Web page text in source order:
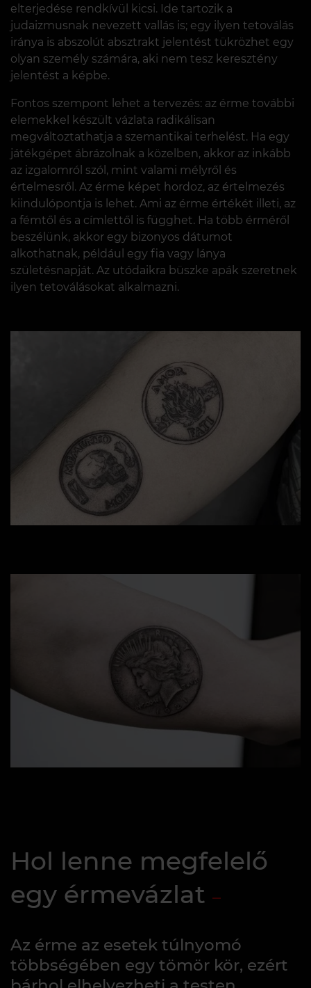
elterjedése rendkívül kicsi. Ide tartozik a
judaizmusnak nevezett vallás is; egy ilyen tetoválás
iránya is abszolút absztrakt jelentést tükrözhet egy
olyan személy számára, aki nem tesz keresztény
jelentést a képbe.
Fontos szempont lehet a tervezés: az érme további
elemekkel készült vázlata radikálisan
megváltoztathatja a szemantikai terhelést. Ha egy
játékgépet ábrázolnak a közelben, akkor az inkább
az izgalomról szól, mint valami mélyről és
értelmesről. Az érme képet hordoz, az értelmezés
kiindulópontja is lehet. Ami az érme értékét illeti, az
a fémtől és a címlettől is függhet. Ha több érméről
beszélünk, akkor egy bizonyos dátumot
alkothatnak, például egy fia vagy lánya
születésnapját. Az utódaikra büszke apák szeretnek
ilyen tetoválásokat alkalmazni.
Hol lenne megfelelő
egy érmevázlat
Az érme az esetek túlnyomó
többségében egy tömör kör, ezért